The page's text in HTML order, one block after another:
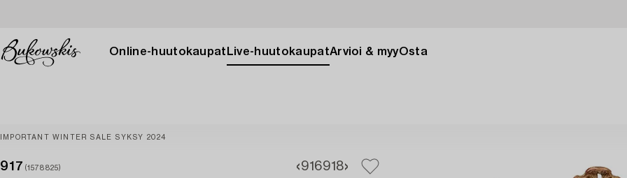
Online-huutokaupat Live-huutokaupatArvioi & myyOsta
IMPORTANT WINTER SALE SYKSY 2024
917 (1578825) 916918